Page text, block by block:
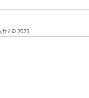
/ © 2025